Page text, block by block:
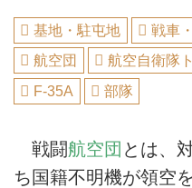
基地・駐屯地 戦車
航空団
航空自衛隊
F-35A
部隊
戦闘航空団 とは、
ち国籍不明機が領空